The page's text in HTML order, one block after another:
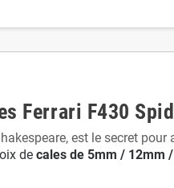
Ferrari F430
est le secret
de cales de 5mm / 12mm